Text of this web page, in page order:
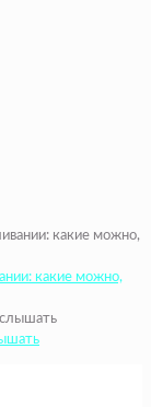
какие можно,